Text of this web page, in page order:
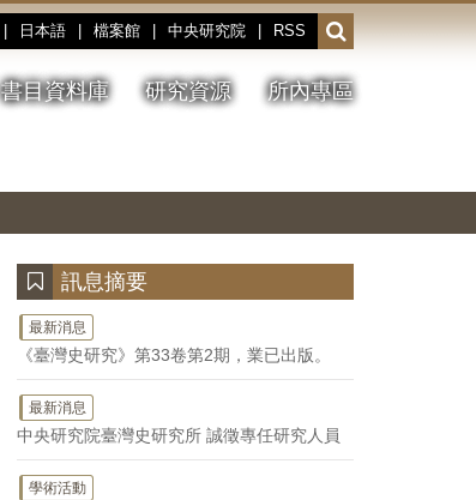
日本語 檔案館 中央研究院 RSS
開
啟
或
收
書目資料庫 研究資源 所內專區
停、
圖
圖
結
訊息摘要
最新消息
《臺灣史研究》第33卷第2期，業已出版。
最新消息
中央研究院臺灣史研究所 誠徵專任研究人員
學術活動